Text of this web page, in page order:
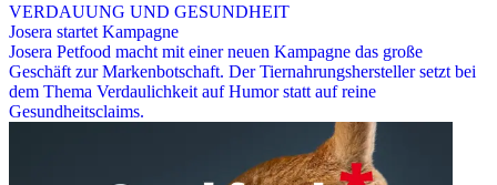
VERDAUUNG UND GESUNDHEIT
Josera startet Kampagne
Josera Petfood macht mit einer neuen Kampagne das große
Geschäft zur Markenbotschaft. Der Tiernahrungshersteller setzt bei
dem Thema Verdaulichkeit auf Humor statt auf reine
Gesundheitsclaims.